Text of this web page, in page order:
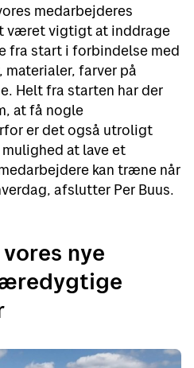
medarbejderes
været vigtigt at inddrage
fra start i forbindelse med
farver på
Helt fra starten har der
at få nogle
er det også utroligt
at lave et
kan træne når
afslutter Per Buus.
nye